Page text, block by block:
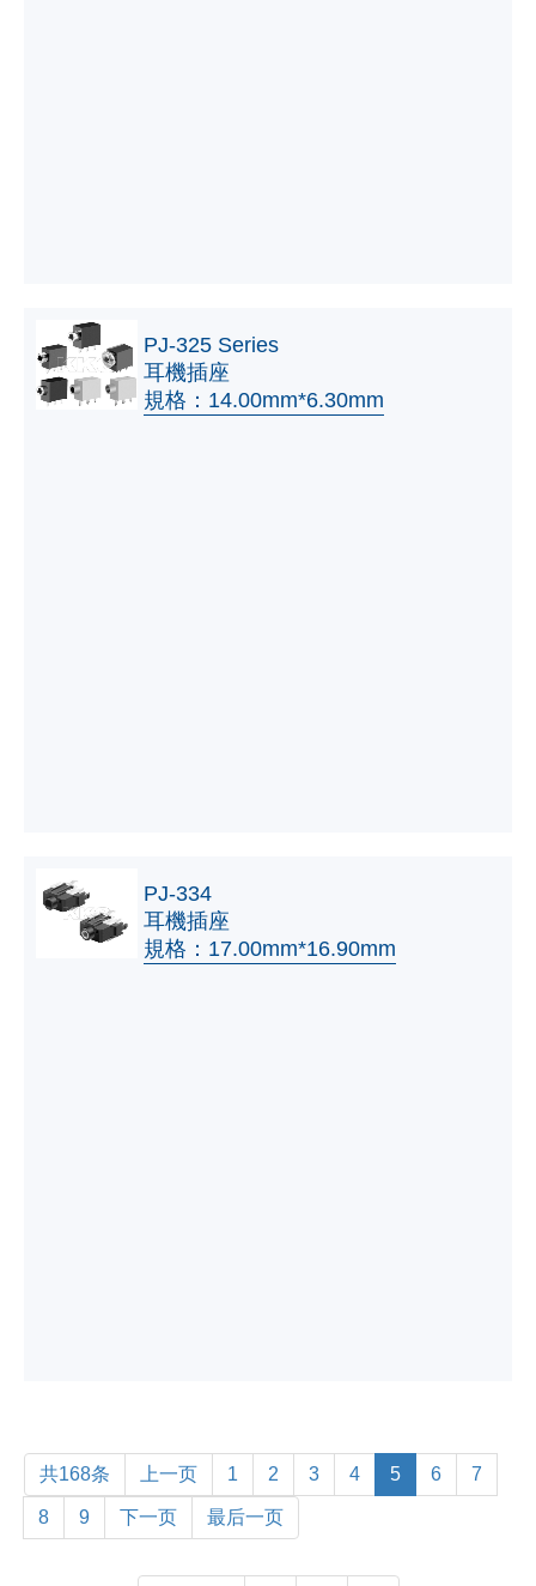
PJ-325 Series
耳機插座
規格：14.00mm*6.30mm
PJ-334
耳機插座
規格：17.00mm*16.90mm
共168条 上一页 1 2 3 4 5 6 7
8 9 下一页 最后一页